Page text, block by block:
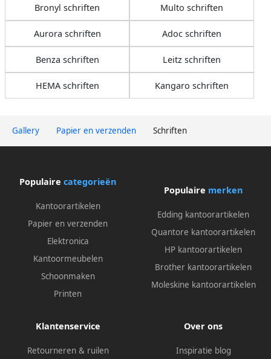
Gallery Papier en verzenden Schriften
Bronyl schriften Multo schriften
Aurora schriften Adoc schriften
Benza schriften Leitz schriften
HEMA schriften Kangaro schriften
Populaire categorieën
Kantoorartikelen
Papier en verzenden
Elektronica
Kantoormeubelen
Schoonmaken
Printen
Populaire merken
Edding kantoorartikelen
Quantore kantoorartikelen
HP kantoorartikelen
Brother kantoorartikelen
Moleskine kantoorartikelen
Klantenservice
Retourneren & ruilen
Over ons
Inspiratie blog